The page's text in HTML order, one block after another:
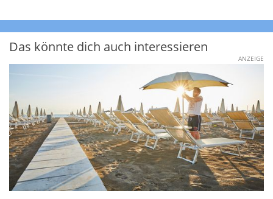
Das könnte dich auch interessieren
ANZEIGE